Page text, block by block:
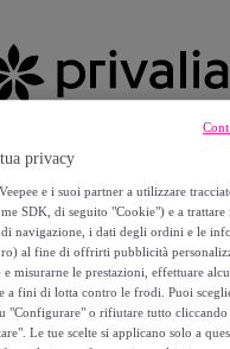
privacy
e i suoi partner a utilizzare
SDK, di seguito "Cookie") e a trattare
navigazione, i dati degli ordini e le
al fine di offrirti pubblicità
misurarne le prestazioni, effettuare
a fini di lotta contro le frodi. Puoi
"Configurare" o rifiutare tutto cliccando
Le tue scelte si applicano solo a